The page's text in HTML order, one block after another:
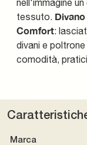
nell'immagine
tessuto.
Comfort:
divani e
comodità,
Marca